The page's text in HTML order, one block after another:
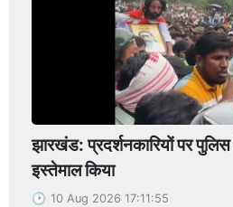
झारखंड: प्रदर्शनकारियों पर
इस्तेमाल किया
10 Aug 2026 17:11:55